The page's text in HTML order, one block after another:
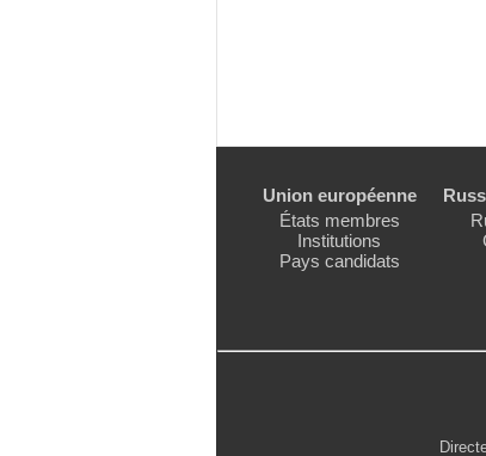
Union européenne
États membres
Institutions
Pays candidats